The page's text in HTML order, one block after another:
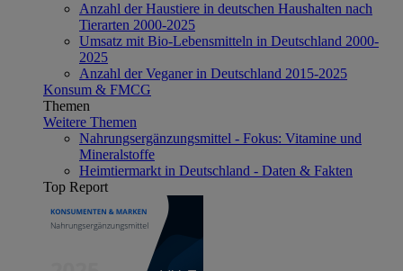
Anzahl der Haustiere in deutschen Haushalten nach
Tierarten 2000-2025
Umsatz mit Bio-Lebensmitteln in Deutschland 2000-
2025
Anzahl der Veganer in Deutschland 2015-2025
Konsum & FMCG
Themen
Weitere Themen
Nahrungsergänzungsmittel - Fokus: Vitamine und
Mineralstoffe
Heimtiermarkt in Deutschland - Daten & Fakten
Top Report